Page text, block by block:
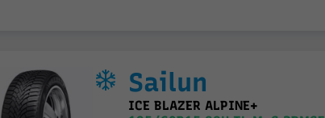
Sailun
ICE BLAZER ALPINE+